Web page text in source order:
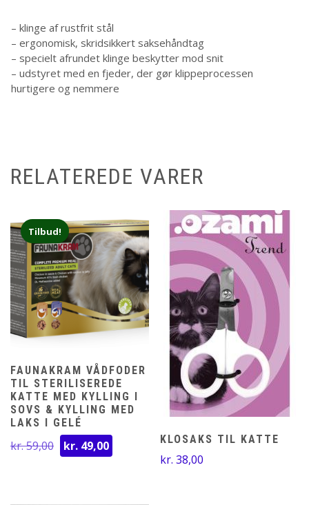
– klinge af rustfrit stål
– ergonomisk, skridsikkert saksehåndtag
– specielt afrundet klinge beskytter mod snit
– udstyret med en fjeder, der gør klippeprocessen
hurtigere og nemmere
RELATEREDE VARER
Tilbud!
FAUNAKRAM VÅDFODER
TIL STERILISEREDE
KATTE MED KYLLING I
SOVS & KYLLING MED
LAKS I GELÉ
kr.59,00
Den
oprindelige
kr. 49,00 KLOSAKS TIL KATTE
kr. 38,00